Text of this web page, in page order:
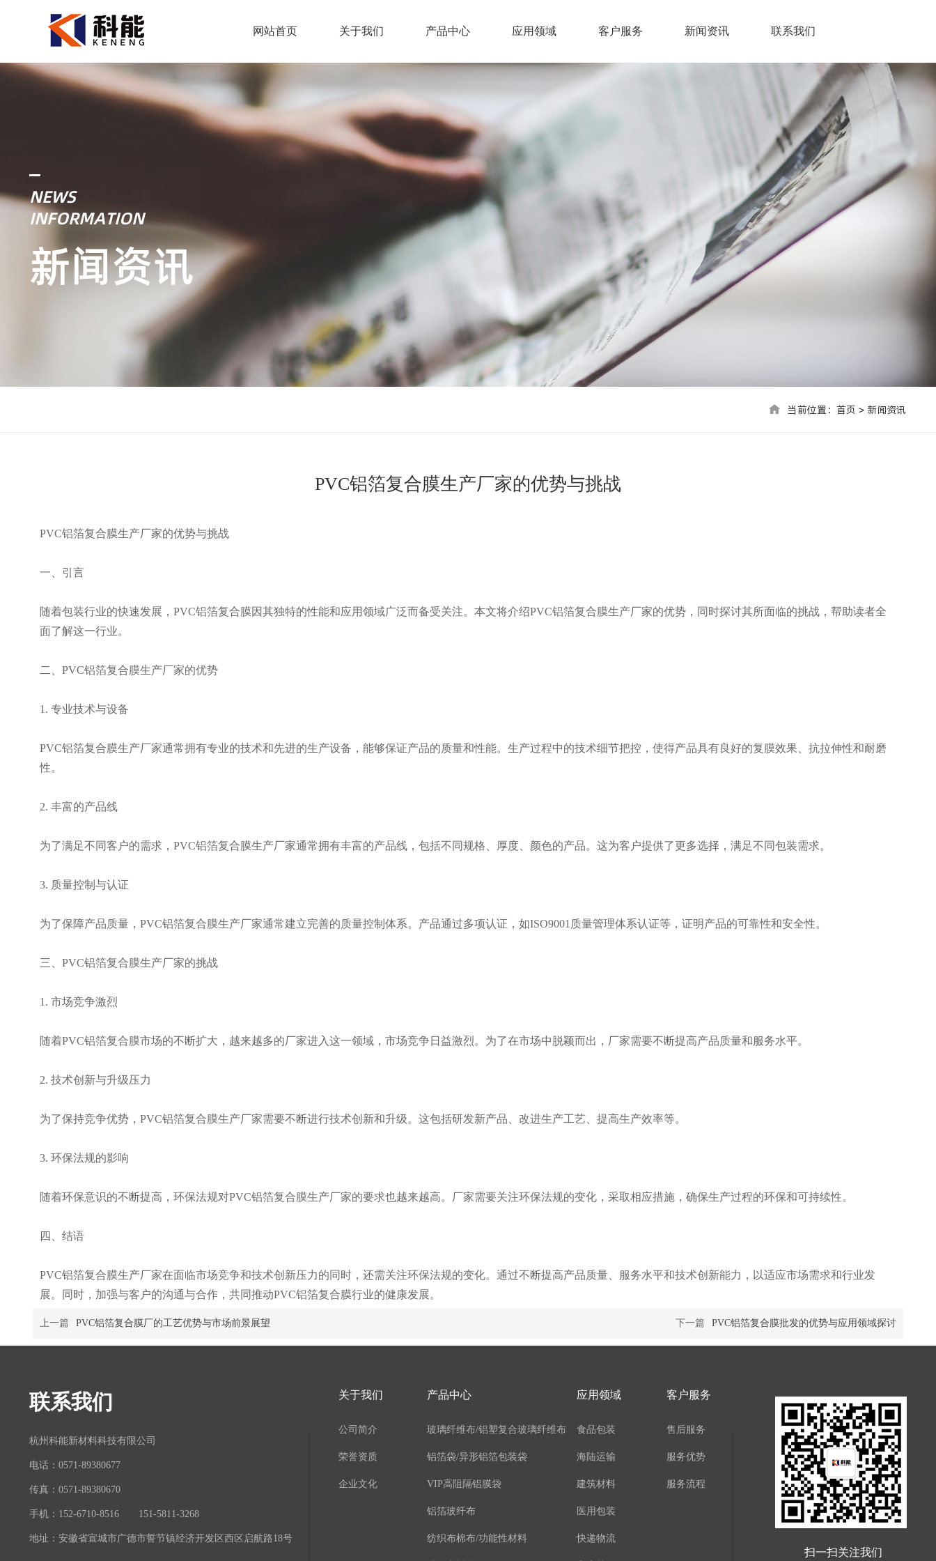
网站首页 关于我们 产品中心 应用领域 客户服务 新闻资讯 联系我们
NEWS
INFORMATION
新闻资讯
当前位置：首页 > 联系我们
当前位置： 首页 > 新闻资讯
PVC铝箔复合膜生产厂家的优势与挑战
PVC铝箔复合膜生产厂家的优势与挑战
一、引言
随着包装行业的快速发展，PVC铝箔复合膜因其独特的性能和应用领域广泛而备受关注。本文将介绍PVC铝箔复合膜生产厂家的优势，同时探讨其所面临的挑战，帮助读者全
面了解这一行业。
二、PVC铝箔复合膜生产厂家的优势
1. 专业技术与设备
PVC铝箔复合膜生产厂家通常拥有专业的技术和先进的生产设备，能够保证产品的质量和性能。生产过程中的技术细节把控，使得产品具有良好的复膜效果、抗拉伸性和耐磨
性。
2. 丰富的产品线
为了满足不同客户的需求，PVC铝箔复合膜生产厂家通常拥有丰富的产品线，包括不同规格、厚度、颜色的产品。这为客户提供了更多选择，满足不同包装需求。
3. 质量控制与认证
为了保障产品质量，PVC铝箔复合膜生产厂家通常建立完善的质量控制体系。产品通过多项认证，如ISO9001质量管理体系认证等，证明产品的可靠性和安全性。
三、PVC铝箔复合膜生产厂家的挑战
1. 市场竞争激烈
随着PVC铝箔复合膜市场的不断扩大，越来越多的厂家进入这一领域，市场竞争日益激烈。为了在市场中脱颖而出，厂家需要不断提高产品质量和服务水平。
2. 技术创新与升级压力
为了保持竞争优势，PVC铝箔复合膜生产厂家需要不断进行技术创新和升级。这包括研发新产品、改进生产工艺、提高生产效率等。
3. 环保法规的影响
随着环保意识的不断提高，环保法规对PVC铝箔复合膜生产厂家的要求也越来越高。厂家需要关注环保法规的变化，采取相应措施，确保生产过程的环保和可持续性。
四、结语
PVC铝箔复合膜生产厂家在面临市场竞争和技术创新压力的同时，还需关注环保法规的变化。通过不断提高产品质量、服务水平和技术创新能力，以适应市场需求和行业发
展。同时，加强与客户的沟通与合作，共同推动PVC铝箔复合膜行业的健康发展。
上一篇 PVC铝箔复合膜厂的工艺优势与市场前景展望 下一篇 PVC铝箔复合膜批发的优势与应用领域探讨
关于我们
公司简介
荣誉资质
企业文化
产品中心
玻璃纤维布/铝塑复合玻璃纤维布
铝箔袋/异形铝箔包装袋
VIP高阻隔铝膜袋
铝箔玻纤布
纺织布棉布/功能性材料
应用领域
食品包装
海陆运输
建筑材料
医用包装
快递物流
客户服务
售后服务
服务优势
服务流程
联系我们
杭州科能新材料科技有限公司
电话：0571-89380677
传真：0571-89380670
手机：152-6710-8516 151-5811-3268
地址：安徽省宣城市广德市誓节镇经济开发区西区启航路18号
扫一扫关注我们